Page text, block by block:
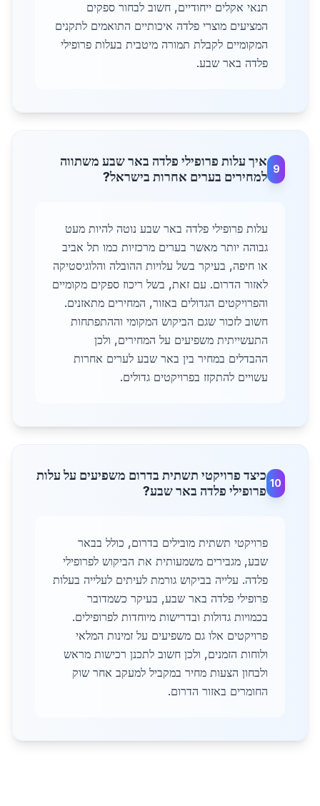
תנאי אקלים ייחודיים, חשוב לבחור ספקים
המציעים מוצרי פלדה איכותיים התואמים לתקנים
המקומיים לקבלת תמורה מיטבית בעלות פרופילי
פלדה באר שבע.
9
איך עלות פרופילי פלדה באר שבע משתווה
למחירים בערים אחרות בישראל?
עלות פרופילי פלדה באר שבע נוטה להיות מעט
גבוהה יותר מאשר בערים מרכזיות כמו תל אביב
או חיפה, בעיקר בשל עלויות ההובלה והלוגיסטיקה
לאזור הדרום. עם זאת, בשל ריכוז ספקים מקומיים
והפרויקטים הגדולים באזור, המחירים מתאזנים.
חשוב לזכור שגם הביקוש המקומי וההתפתחות
התעשייתית משפיעים על המחירים, ולכן
ההבדלים במחיר בין באר שבע לערים אחרות
עשויים להתקזז בפרויקטים גדולים.
10
כיצד פרויקטי תשתית בדרום משפיעים על עלות
פרופילי פלדה באר שבע?
פרויקטי תשתית מובילים בדרום, כולל בבאר
שבע, מגבירים משמעותית את הביקוש לפרופילי
פלדה. עלייה בביקוש גורמת לעיתים לעלייה בעלות
פרופילי פלדה באר שבע, בעיקר כשמדובר
בכמויות גדולות ובדרישות מיוחדות לפרופילים.
פרויקטים אלו גם משפיעים על זמינות המלאי
ולוחות הזמנים, ולכן חשוב לתכנן רכישות מראש
ולבחון הצעות מחיר במקביל למעקב אחר שוק
החומרים באזור הדרום.